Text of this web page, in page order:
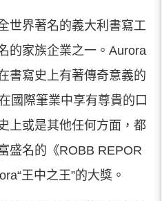
世界著名的義大利書寫工
的家族企業之一。Aurora
書寫史上有著傳奇意義的
國際筆業中享有尊貴的口
上或是其他任何方面，都
盛名的《ROBB REPOR
王中之王”的大獎。